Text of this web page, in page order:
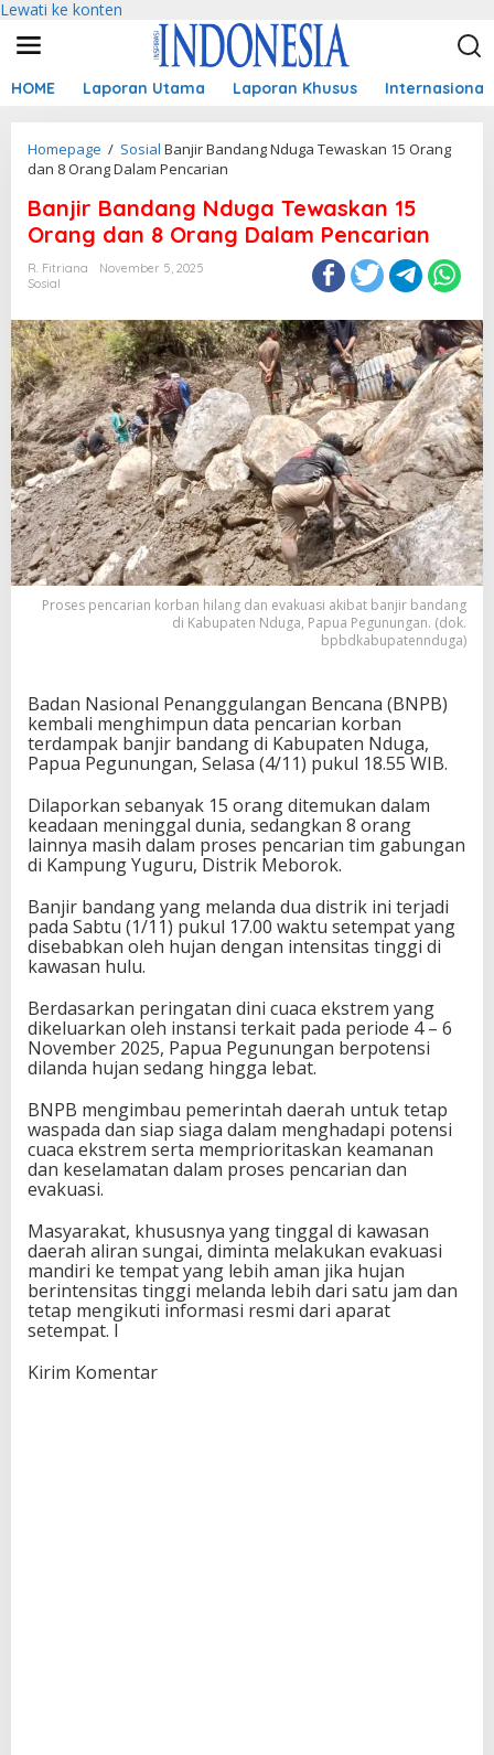
Lewati ke konten
HOME Laporan Utama Laporan Khusus Internasional
Homepage / Sosial Banjir Bandang Nduga Tewaskan 15 Orang
dan 8 Orang Dalam Pencarian
Banjir Bandang Nduga Tewaskan 15
Orang dan 8 Orang Dalam Pencarian
R. Fitriana
November 5, 2025
Sosial
Proses pencarian korban hilang dan evakuasi akibat banjir bandang
di Kabupaten Nduga, Papua Pegunungan. (dok.
bpbdkabupatennduga)
Badan Nasional Penanggulangan Bencana (BNPB)
kembali menghimpun data pencarian korban
terdampak banjir bandang di Kabupaten Nduga,
Papua Pegunungan, Selasa (4/11) pukul 18.55 WIB.
Dilaporkan sebanyak 15 orang ditemukan dalam
keadaan meninggal dunia, sedangkan 8 orang
lainnya masih dalam proses pencarian tim gabungan
di Kampung Yuguru, Distrik Meborok.
Banjir bandang yang melanda dua distrik ini terjadi
pada Sabtu (1/11) pukul 17.00 waktu setempat yang
disebabkan oleh hujan dengan intensitas tinggi di
kawasan hulu.
Berdasarkan peringatan dini cuaca ekstrem yang
dikeluarkan oleh instansi terkait pada periode 4 – 6
November 2025, Papua Pegunungan berpotensi
dilanda hujan sedang hingga lebat.
BNPB mengimbau pemerintah daerah untuk tetap
waspada dan siap siaga dalam menghadapi potensi
cuaca ekstrem serta memprioritaskan keamanan
dan keselamatan dalam proses pencarian dan
evakuasi.
Masyarakat, khususnya yang tinggal di kawasan
daerah aliran sungai, diminta melakukan evakuasi
mandiri ke tempat yang lebih aman jika hujan
berintensitas tinggi melanda lebih dari satu jam dan
tetap mengikuti informasi resmi dari aparat
setempat. I
Kirim Komentar